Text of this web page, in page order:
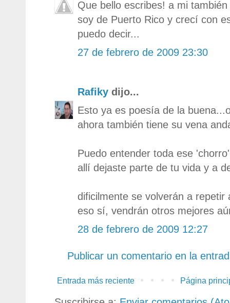
Que bello escribes! a mi
soy de Puerto Rico y crecí con
puedo decir...
27 de febrero de 2009 23:30
Rafiky dijo...
Esto ya es poesía de la
ahora también tiene su vena
Puedo entender toda ese
allí dejaste parte de tu vida y a
dificilmente se volverán a repetir
eso sí, vendrán otros mejores
28 de febrero de 2009 12:27
Publicar un comentario en la
Entrada más reciente Página